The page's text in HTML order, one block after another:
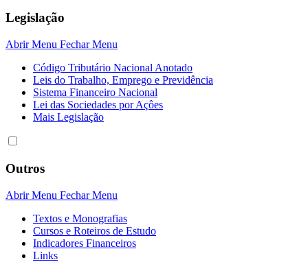
Legislação
Abrir Menu Fechar Menu
Código Tributário Nacional Anotado
Leis do Trabalho, Emprego e Previdência
Sistema Financeiro Nacional
Lei das Sociedades por Açôes
Mais Legislação
Outros
Abrir Menu Fechar Menu
Textos e Monografias
Cursos e Roteiros de Estudo
Indicadores Financeiros
Links